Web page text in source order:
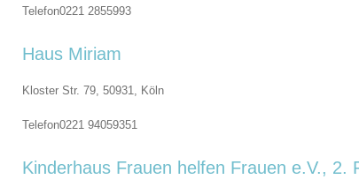
Telefon0221 2855993
Haus Miriam
Kloster Str. 79, 50931, Köln
Telefon0221 94059351
Kinderhaus Frauen helfen Frauen e.V., 2.